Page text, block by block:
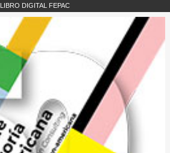
LIBRO DIGITAL FEPAC